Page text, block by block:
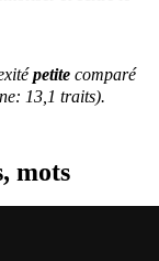
petite comparé
13,1 traits).
mots